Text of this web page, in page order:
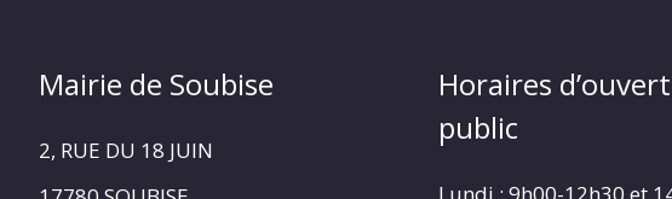
Mairie de Soubise
2, RUE DU 18 JUIN
Horaires
public